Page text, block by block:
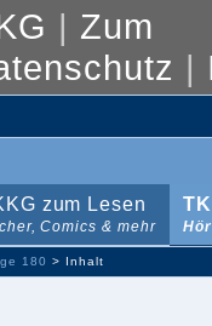
| Zum
|
zum Lesen
Comics & mehr
180 > Inhalt